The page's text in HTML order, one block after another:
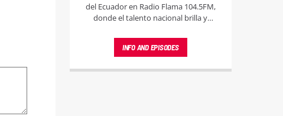
del Ecuador en Radio Flama 104.5FM,
donde el talento nacional brilla y
música a cada rincón.
INFO AND EPISODES